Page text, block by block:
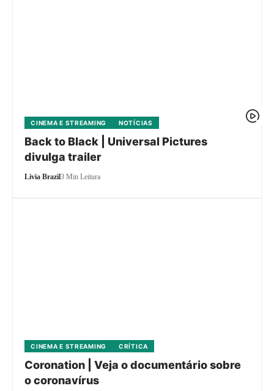
CINEMA E STREAMING NOTÍCIAS
Back to Black | Universal Pictures
divulga trailer
Livia Brazil3 Min Leitura
CINEMA E STREAMING CRÍTICA
Coronation | Veja o documentário sobre
o coronavírus